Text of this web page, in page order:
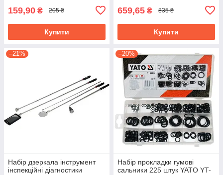
159,90 ₴ 205 ₴
Купити
659,65 ₴ 835 ₴
Купити
–21%
Набір дзеркала інструмент
інспекційні діагностики
–20%
Набір прокладки гумові
сальники 225 штук YATO YT-